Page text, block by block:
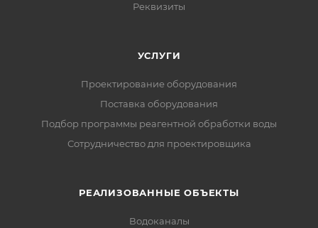
Реквизиты
УСЛУГИ
Проектирование оборудования
Поставка оборудования
Подбор программы реагентной обработки воды
Сотрудничество для проектировщика
РЕАЛИЗОВАННЫЕ ОБЪЕКТЫ
Водоканалы